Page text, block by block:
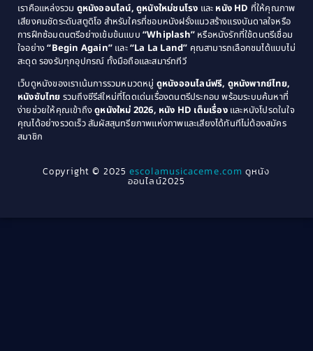
Coming of Age ก้าวพ้นวัย(1)
Coming-of-Age(3)
Community(1)
Crime อาชญากรรม(78)
Cult Film(4)
1979
1978
1976
1975
1974
1971
1970
1969
1968
1964
1963
1940
เราคือแหล่งรวม ดูหนังออนไลน์, ดูหนังใหม่ชนโรง และ หนัง HD ที่ให้คุณภาพ
เสียงคมชัดระดับสตูดิโอ สำหรับใครที่ชอบหนังฝรั่งแนวสร้างแรงบันดาลใจหรือ
การฝึกซ้อมดนตรีอย่างเข้มข้นแบบ “Whiplash” หรือหนังรักที่ใช้ดนตรีเชื่อม
ใจอย่าง“Begin Again” และ“La La Land” คุณสามารถเลือกชมได้แบบไม่
สะดุด รองรับทุกอุปกรณ์ ทั้งมือถือและสมาร์ททีวี
เว็บดูหนังของเราเน้นการรวมหมวดหมู่ ดูหนังออนไลน์ฟรี, ดูหนังพากย์ไทย,
หนังซับไทย รวมถึงซีรีส์ใหม่ที่โดดเด่นเรื่องดนตรีประกอบ พร้อมระบบค้นหาที่
ง่ายช่วยให้คุณเข้าถึงดูหนังใหม่ 2026, หนัง HD เต็มเรื่องและหนังโปรดในใจ
คุณได้อย่างรวดเร็ว สัมผัสสุนทรียภาพแห่งภาพและเสียงได้ทันทีไม่ต้องสมัคร
สมาชิก
Copyright © 2025escolamusicaceme.com ดูหนัง
ออนไลน์2025